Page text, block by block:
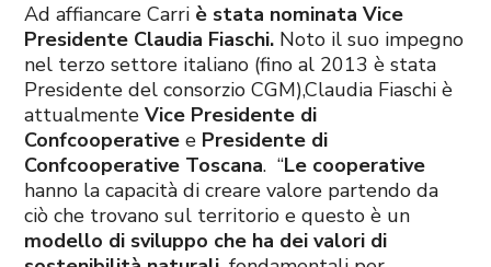
Ad affiancare Carri è stata nominata Vice
Presidente Claudia Fiaschi. Noto il suo impegno
nel terzo settore italiano (fino al 2013 è stata
Presidente del consorzio CGM),Claudia Fiaschi è
attualmenteVice Presidente di
Confcooperative e Presidente di
Confcooperative Toscana. “Le cooperative
hanno la capacità di creare valore partendo da
ciò che trovano sul territorio e questo è un
modello di sviluppo che ha dei valori di